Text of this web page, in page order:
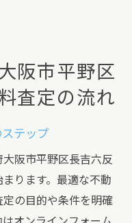
阪市平野区
査定の流れ
テップ
阪市平野区長吉六反
ります。最適な不動
の目的や条件を明確